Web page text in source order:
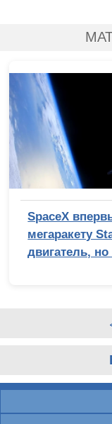
SpaceX
мегаракету
двигатель,